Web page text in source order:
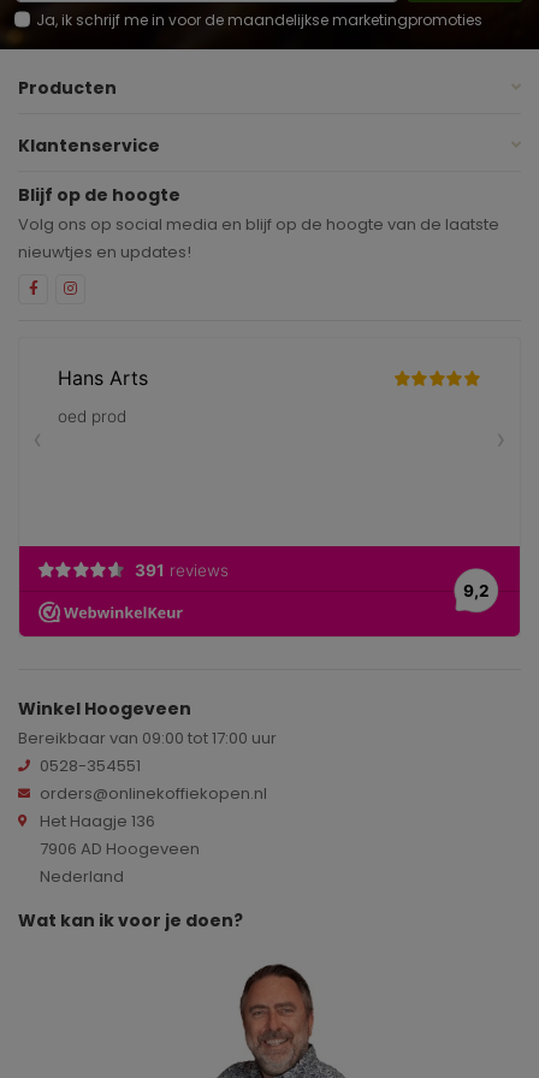
Ja, ik schrijf me in voor de maandelijkse marketingpromoties
Producten
Klantenservice
Blijf op de hoogte
Volg ons op social media en blijf op de hoogte van de laatste
nieuwtjes en updates!
Winkel Hoogeveen
Bereikbaar van 09:00 tot 17:00 uur
0528-354551
orders@onlinekoffiekopen.nl
Het Haagje 136
7906 AD Hoogeveen
Nederland
Wat kan ik voor je doen?